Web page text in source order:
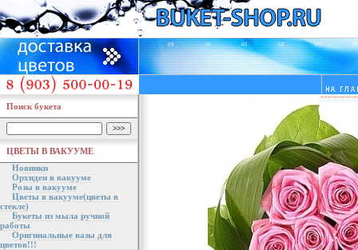
Поиск букета
ЦВЕТЫ В ВАКУУМЕ
Новинки
Орхидеи в вакууме
Розы в вакууме
Цветы в вакууме(цветы в
стекле)
Букеты из мыла ручной
работы
Оригинальные вазы для
цветов!!!